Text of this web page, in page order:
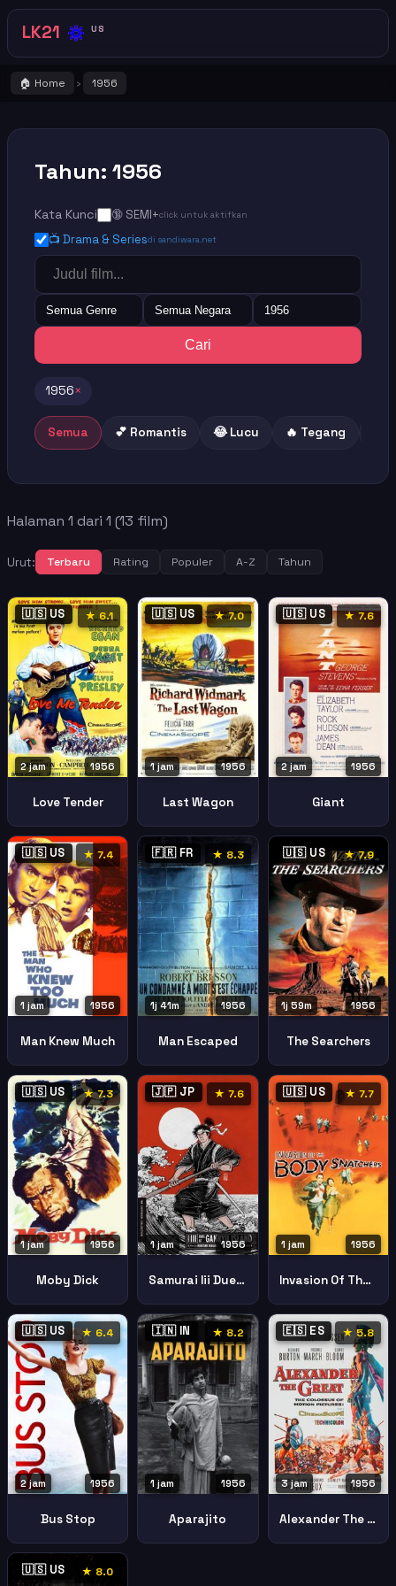
LK21 🔅 US
🏠 Home › 1956
Tahun: 1956
Kata Kunci 🔞 SEMI+click untuk aktifkan
📺 Drama & Seriesdi sandiwara.net
Semua Genre Semua Negara 1956
Cari
1956×
Semua 💕 Romantis 😂 Lucu 🔥 Tegang
Halaman 1 dari 1 (13 film)
Urut: Terbaru Rating Populer A-Z Tahun
🇺🇸 US ★ 6.1
1956
2 jam
Love Tender
🇺🇸 US ★ 7.0
1956
1 jam
Last Wagon
🇺🇸 US ★ 7.6
1956
2 jam
Giant
🇺🇸 US ★ 7.4
1956
1 jam
Man Knew Much
🇫🇷 FR ★ 8.3
1956
1j 41m
Man Escaped
🇺🇸 US ★ 7.9
1956
1j 59m
The Searchers
🇺🇸 US ★ 7.3
1956
1 jam
Moby Dick
🇯🇵 JP ★ 7.6
1956
1 jam
Samurai Iii Duel Ganryu Island
🇺🇸 US ★ 7.7
1956
1 jam
Invasion Of The Body Snatchers
🇺🇸 US ★ 6.4
1956
2 jam
Bus Stop
🇮🇳 IN ★ 8.2
1956
1 jam
Aparajito
🇪🇸 ES ★ 5.8
1956
3 jam
Alexander The Great
🇺🇸 US ★ 8.0